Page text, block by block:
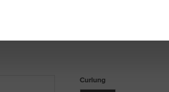
C-
Curlung